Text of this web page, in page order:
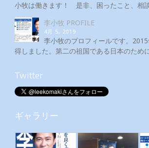
小牧は働きます！ 是非、困ったこと、相
李小牧 PROFILE
4月 5, 2019
李小牧のプロフィールです。
得しました。第二の祖国である日本のため
Twitter
ギャラリー